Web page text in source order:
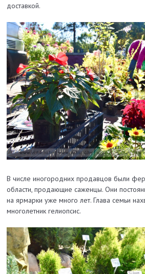
доставкой.
В числе иногородних продавцов были
области, продающие саженцы. Они
на ярмарки уже много лет. Глава семьи
многолетник гелиопсис.